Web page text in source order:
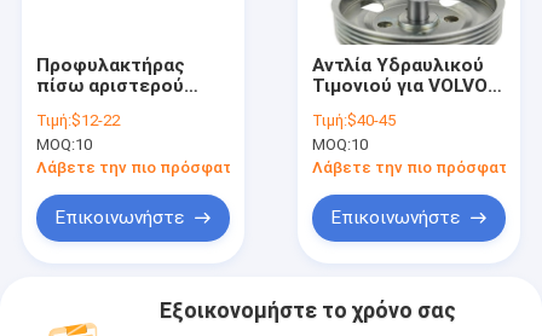
Προφυλακτήρας
πίσω αριστερού
καλούπι
προστατευτικού
φτερού, γνήσιο
Τιμή:$12-22
MOQ:10
Λάβετε την πιο πρόσφατη τιμή
Επικοινωνήστε
Αντλία Υδραυλικού
Τιμονιού για VOLVO -
XC70 II 36000689
36000790 36002641
Τιμή:$40-45
MOQ:10
Λάβετε την πιο πρόσφατη
Επικοινωνήστε
Εξοικονομήστε το χρόνο σας